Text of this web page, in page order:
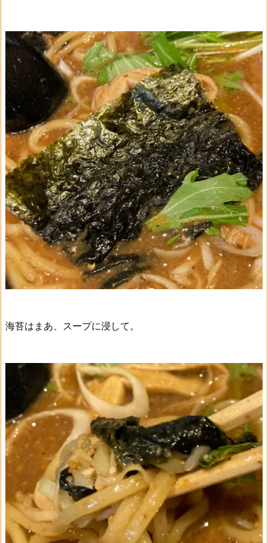
海苔はまあ、スープに浸して。